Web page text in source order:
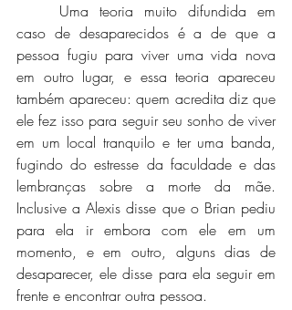
caso de desaparecidos é a de que a
pessoa fugiu para viver uma vida nova
em outro lugar, e essa teoria apareceu
também apareceu: quem acredita diz que
ele fez isso para seguir seu sonho de viver
em um local tranquilo e ter uma banda,
fugindo do estresse da faculdade e das
lembranças sobre a morte da mãe.
Inclusive a Alexis disse que o Brian pediu
para ela ir embora com ele em um
momento, e em outro, alguns dias de
desaparecer, ele disse para ela seguir em
frente e encontrar outra pessoa.